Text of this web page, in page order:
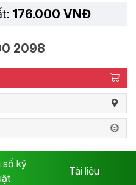
176.000 VNĐ
2098
số kỹ
Tài liệu